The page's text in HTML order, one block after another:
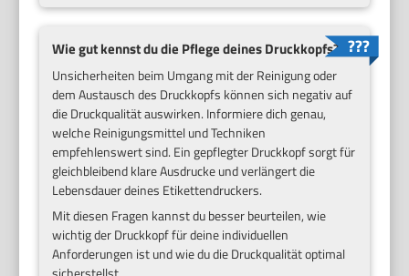
Wie gut kennst du die Pflege deines Druckkopfs?
Unsicherheiten beim Umgang mit der Reinigung oder
dem Austausch des Druckkopfs können sich negativ auf
die Druckqualität auswirken. Informiere dich genau,
welche Reinigungsmittel und Techniken
empfehlenswert sind. Ein gepflegter Druckkopf sorgt für
gleichbleibend klare Ausdrucke und verlängert die
Lebensdauer deines Etikettendruckers.
Mit diesen Fragen kannst du besser beurteilen, wie
wichtig der Druckkopf für deine individuellen
Anforderungen ist und wie du die Druckqualität optimal